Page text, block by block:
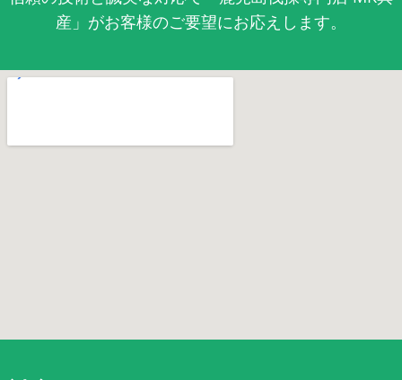
産」がお客様のご要望にお応えします。